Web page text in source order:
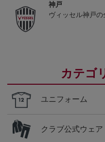
神戸
ヴィッセル神戸
カテゴ
ユニフォーム
クラブ公式ウェア